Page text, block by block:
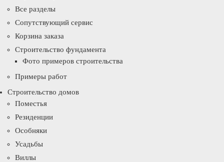
Все разделы
Сопутствующий сервис
Корзина заказа
Строительство фундамента
Фото примеров строительства
Примеры работ
Строительство домов
Поместья
Резиденции
Особняки
Усадьбы
Виллы